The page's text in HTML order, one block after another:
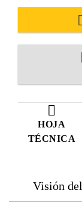
HOJA
TÉCNICA
Visión